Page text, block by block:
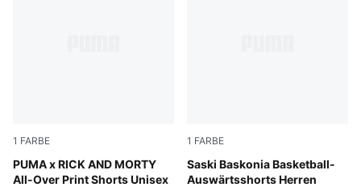
1 FARBE
PUMA x RICK AND MORTY
All-Over Print Shorts Unisex
PUMA Black-AOP
1 FARBE
Saski Baskonia Basketball-
Auswärtsshorts Herren
Puma White